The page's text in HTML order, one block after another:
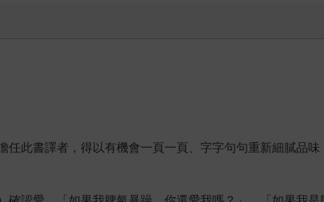
此書譯者，得以有機會一頁一頁、字字句句重新細膩品味